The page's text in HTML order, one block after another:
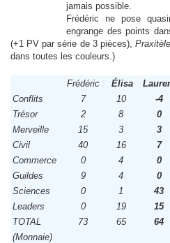
jamais possible.
Frédéric ne pose
engrange des points
(+1 PV par série de 3 pièces),Praxitèle
dans toutes les couleurs.)
Frédéric Élisa
Conflits
7 10 -4
Trésor
2 8 0
Merveille
15 3 3
Civil
40 16 7
Commerce
0 4 0
Guildes
9 4 0
Sciences
0 1 43
Leaders
0 19 15
TOTAL
73 65 64
(Monnaie)